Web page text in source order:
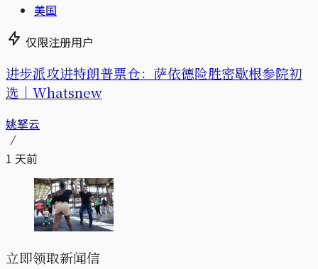
美国
仅限注册用户
进步派攻进特朗普票仓：萨依德险胜密歇根参院初
选｜Whatsnew
姚拏云
1 天前
立即领取新闻信